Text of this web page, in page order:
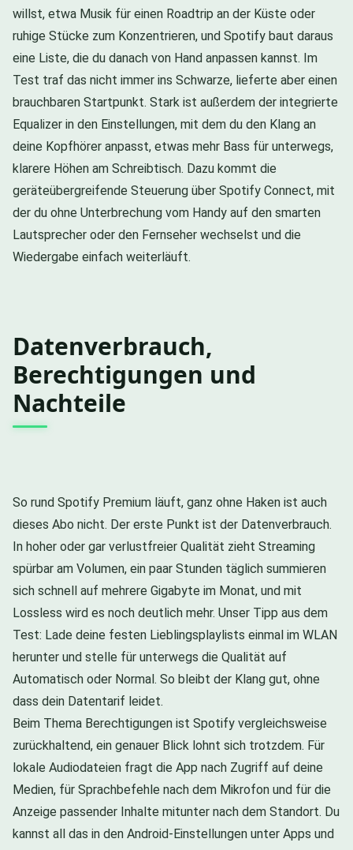
willst, etwa Musik für einen Roadtrip an der Küste oder
ruhige Stücke zum Konzentrieren, und Spotify baut daraus
eine Liste, die du danach von Hand anpassen kannst. Im
Test traf das nicht immer ins Schwarze, lieferte aber einen
brauchbaren Startpunkt. Stark ist außerdem der integrierte
Equalizer in den Einstellungen, mit dem du den Klang an
deine Kopfhörer anpasst, etwas mehr Bass für unterwegs,
klarere Höhen am Schreibtisch. Dazu kommt die
geräteübergreifende Steuerung über Spotify Connect, mit
der du ohne Unterbrechung vom Handy auf den smarten
Lautsprecher oder den Fernseher wechselst und die
Wiedergabe einfach weiterläuft.
Datenverbrauch,
Berechtigungen und
Nachteile
So rund Spotify Premium läuft, ganz ohne Haken ist auch
dieses Abo nicht. Der erste Punkt ist der Datenverbrauch.
In hoher oder gar verlustfreier Qualität zieht Streaming
spürbar am Volumen, ein paar Stunden täglich summieren
sich schnell auf mehrere Gigabyte im Monat, und mit
Lossless wird es noch deutlich mehr. Unser Tipp aus dem
Test: Lade deine festen Lieblingsplaylists einmal im WLAN
herunter und stelle für unterwegs die Qualität auf
Automatisch oder Normal. So bleibt der Klang gut, ohne
dass dein Datentarif leidet.
Beim Thema Berechtigungen ist Spotify vergleichsweise
zurückhaltend, ein genauer Blick lohnt sich trotzdem. Für
lokale Audiodateien fragt die App nach Zugriff auf deine
Medien, für Sprachbefehle nach dem Mikrofon und für die
Anzeige passender Inhalte mitunter nach dem Standort. Du
kannst all das in den Android-Einstellungen unter Apps und